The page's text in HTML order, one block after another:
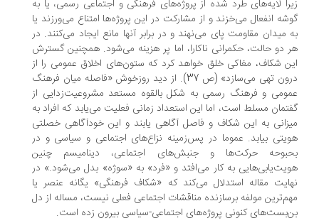
زیرا لایه‌های طرد شده از پروژه‌های فرهنگی و اجتماعی رسمی، یا به
گوشه انفعال می‌خزند و از مشارکت در این پروژه‌ها امتناع می‌ورزند یا
به میدان مقاومت پای می‌نهند و در برابر آنها مانع ایجاد می‌کنند. در
هر دو حالت، حکمرانی ناکارا، اما پر هزینه می‌شود. همچنین گسترش
این شکاف، مغاکی خلق خواهد کرد که ستون‌های اخلاق عمومی را از
درون تهی می‌سازد» (ص 37). از دید روزخوش «فاصله میان فرهنگ
عمومی و فرهنگ رسمی به شکل بالقوه مستعد مشروعیت‌زدایی از
گفتمان مسلط است، اما این استعداد زمانی فعلیت می‌یابد که افراد به
میزانی به این شکاف و فاصل آگاهی یابند و این خودآگاهی خصلتی
هویتی بیابد. عموما در پس‌زمینه نزاع‌های اجتماعی و سیاسی و در
بحبوحه حرکت‌ها و جنبش‌های اجتماعی، دینامیسم چنین
هویت‌یابی‌هایی به کار می‌افتد و «فرد» به «سوژه» بدل می‌شود.» در
نهایت مقاله استدلال می‌کند که «شکاف فرهنگی» یگانه عنصر یا
مهم‌ترین مولفه برسازنده مناقشات اجتماعی فعلی نیست، مساله از دل
بن‌بست‌های کنونی پروژه‌های اجتماعی-سیاسی بیرون زده است.